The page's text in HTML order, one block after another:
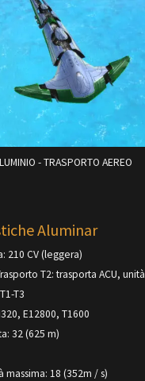
- TRASPORTO AEREO
Aluminar
210 CV (leggera)
T2: trasporta ACU, unità
T3
E12800, T1600
32 (625 m)
massima: 18 (352m / s)